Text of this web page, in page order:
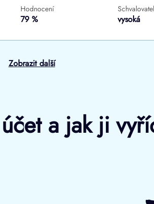
Hodnocení
79 % vysoká
Zobrazit další
a jak ji